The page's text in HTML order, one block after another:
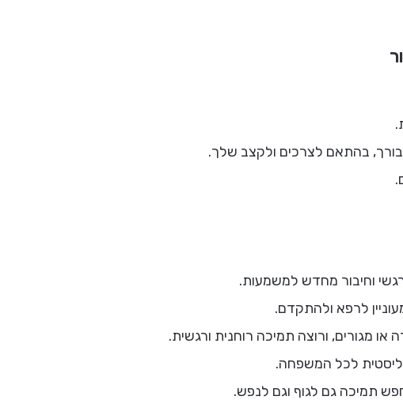
בהתאם לצרכים ולקצב שלך.
רגשי וחיבור מחדש למשמעות.
לרפא ולהתקדם.
או מגורים, ורוצה תמיכה רוחנית ורגשית.
לכל המשפחה.
תמיכה גם לגוף וגם לנפש.